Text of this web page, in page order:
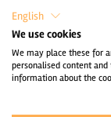
English
We use cookies
We may place these for
personalised content
information about the